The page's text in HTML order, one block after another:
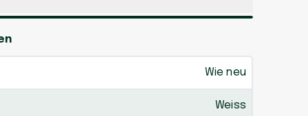
Wie neu
Weiss